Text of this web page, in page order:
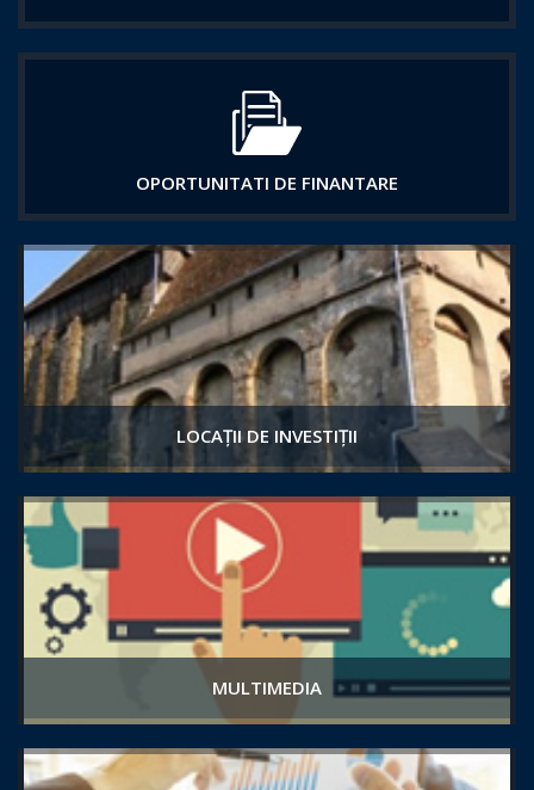
OPORTUNITATI DE FINANTARE
LOCAȚII DE INVESTIȚII
MULTIMEDIA